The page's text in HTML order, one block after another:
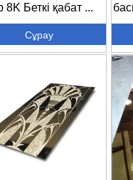
8K Беткі қабат ...
Сұрау